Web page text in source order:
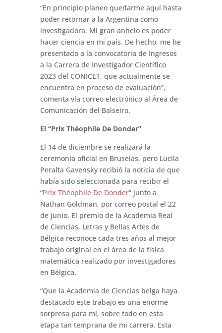
“En principio planeo quedarme aquí hasta
poder retornar a la Argentina como
investigadora. Mi gran anhelo es poder
hacer ciencia en mi país. De hecho, me he
presentado a la convocatoria de Ingresos
a la Carrera de Investigador Científico
2023 del CONICET, que actualmente se
encuentra en proceso de evaluación”,
comenta vía correo electrónico al Área de
Comunicación del Balseiro.
El “Prix Théophile De Donder”
El 14 de diciembre se realizará la
ceremonia oficial en Bruselas, pero Lucila
Peralta Gavensky recibió la noticia de que
había sido seleccionada para recibir el
“Prix Théophile De Donder” junto a
Nathan Goldman, por correo postal el 22
de junio. El premio de la Academia Real
de Ciencias, Letras y Bellas Artes de
Bélgica reconoce cada tres años al mejor
trabajo original en el área de la física
matemática realizado por investigadores
en Bélgica.
“Que la Academia de Ciencias belga haya
destacado este trabajo es una enorme
sorpresa para mí, sobre todo en esta
etapa tan temprana de mi carrera. Esta